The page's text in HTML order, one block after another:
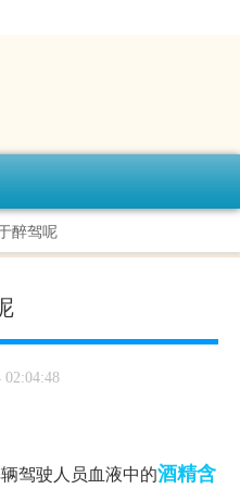
醉驾呢
02:04:48
驾驶人员血液中的酒精含